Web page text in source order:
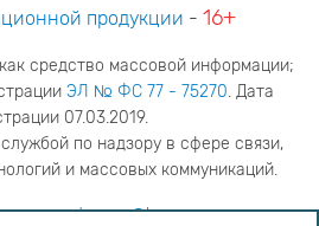
продукции - 16+
средство массовой информации;
ЭЛ № ФС 77 - 75270. Дата
07.03.2019.
по надзору в сфере связи,
и массовых коммуникаций.
ya.stogova@ksc.ru